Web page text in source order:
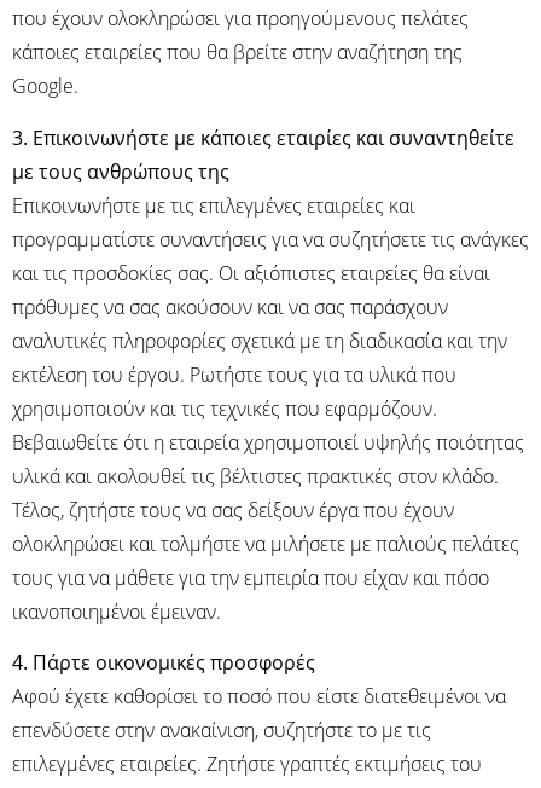
που έχουν ολοκληρώσει για προηγούμενους πελάτες
κάποιες εταιρείες που θα βρείτε στην αναζήτηση της
Google.
3. Επικοινωνήστε με κάποιες εταιρίες και συναντηθείτε
με τους ανθρώπους της
Επικοινωνήστε με τις επιλεγμένες εταιρείες και
προγραμματίστε συναντήσεις για να συζητήσετε τις ανάγκες
και τις προσδοκίες σας. Οι αξιόπιστες εταιρείες θα είναι
πρόθυμες να σας ακούσουν και να σας παράσχουν
αναλυτικές πληροφορίες σχετικά με τη διαδικασία και την
εκτέλεση του έργου. Ρωτήστε τους για τα υλικά που
χρησιμοποιούν και τις τεχνικές που εφαρμόζουν.
Βεβαιωθείτε ότι η εταιρεία χρησιμοποιεί υψηλής ποιότητας
υλικά και ακολουθεί τις βέλτιστες πρακτικές στον κλάδο.
Τέλος, ζητήστε τους να σας δείξουν έργα που έχουν
ολοκληρώσει και τολμήστε να μιλήσετε με παλιούς πελάτες
τους για να μάθετε για την εμπειρία που είχαν και πόσο
ικανοποιημένοι έμειναν.
4. Πάρτε οικονομικές προσφορές
Αφού έχετε καθορίσει το ποσό που είστε διατεθειμένοι να
επενδύσετε στην ανακαίνιση, συζητήστε το με τις
επιλεγμένες εταιρείες. Ζητήστε γραπτές εκτιμήσεις του